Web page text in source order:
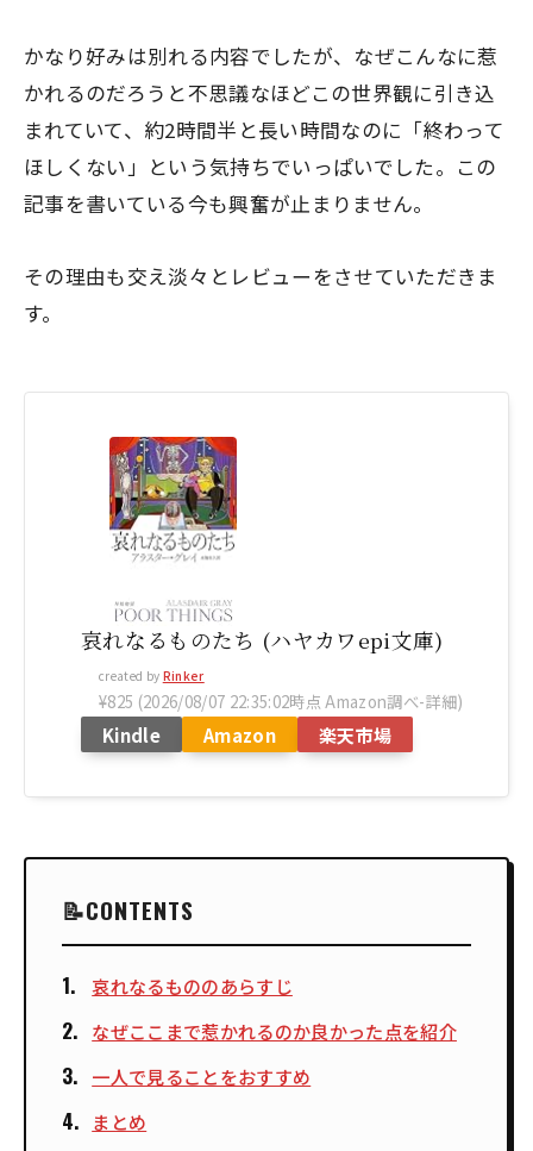
かなり好みは別れる内容でしたが、なぜこんなに惹
かれるのだろうと不思議なほどこの世界観に引き込
まれていて、約2時間半と長い時間なのに「終わって
ほしくない」という気持ちでいっぱいでした。この
記事を書いている今も興奮が止まりません。
その理由も交え淡々とレビューをさせていただきま
す。
哀れなるものたち (ハヤカワepi文庫)
created by Rinker
¥825 (2026/08/07 22:35:02時点 Amazon調べ-詳細)
Kindle Amazon 楽天市場
CONTENTS
哀れなるもののあらすじ
なぜここまで惹かれるのか良かった点を紹介
一人で見ることをおすすめ
まとめ